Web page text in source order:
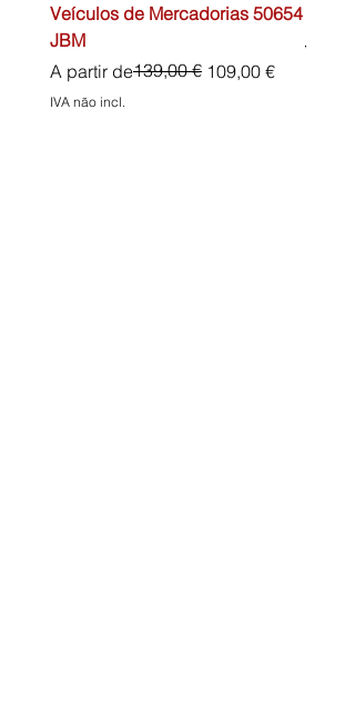
Veículos de Mercadorias 50654
JBM
A partir de
Preço normal139,00 € 109,00 €
Preço promocional
IVA não incl.
Preço
45,00 €